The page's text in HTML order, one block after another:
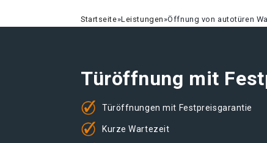
Startseite»Leistungen»Öffnung von autotüren
Türöffnung mit
Türöffnungen mit Festpreisgarantie
Kurze Wartezeit